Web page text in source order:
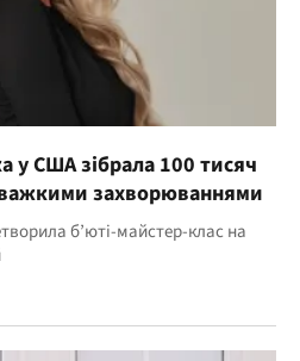
у США зібрала 100 тисяч
важкими захворюваннями
б’юті-майстер-клас на